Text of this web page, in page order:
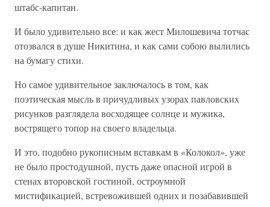
штабс-капитан.
И было удивительно все: и как жест Милошевича тотчас
отозвался в душе Никитина, и как сами собою вылились
на бумагу стихи.
Но самое удивительное заключалось в том, как
поэтическая мысль в причудливых узорах павловских
рисунков разглядела восходящее солнце и мужика,
вострящего топор на своего владельца.
И это, подобно рукописным вставкам в «Колокол», уже
не было простодушной, пусть даже опасной игрой в
стенах второвской гостиной, остроумной
мистификацией, встревожившей одних и позабавившей